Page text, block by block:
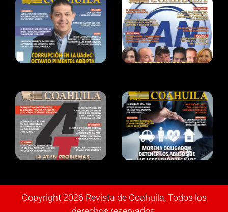
Copyright 2026 Revista de Coahuila, Todos los